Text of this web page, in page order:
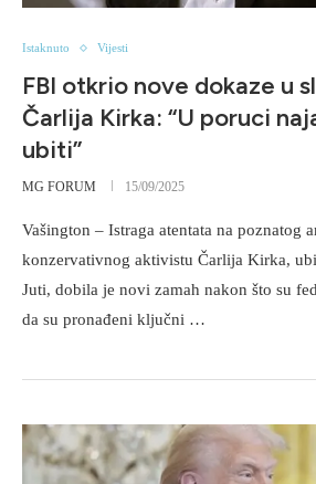
Istaknuto Vijesti
FBI otkrio nove dokaze u
Čarlija Kirka: “U poruci
ubiti”
MG FORUM 15/09/2025
Vašington – Istraga atentata na poznatog
konzervativnog aktivistu Čarlija Kirka,
Juti, dobila je novi zamah nakon što su
da su pronađeni ključni …